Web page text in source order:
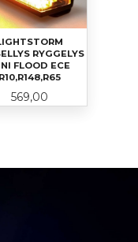
RYGGELYS
FLOOD ECE
R10,R148,R65
Pris
569,00